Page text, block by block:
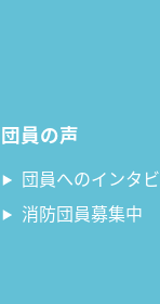
団員の声
団員へのインタ
消防団員募集中